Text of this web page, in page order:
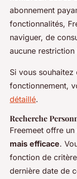
abonnement
fonctionnalités,
naviguer, de
aucune
Si vous souhaitez
fonctionnement,
détaillé.
Recherche
Freemeet offre un
mais efficace.
fonction de
dernière date de